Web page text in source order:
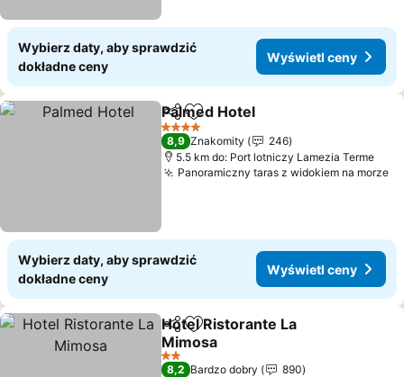
Wybierz daty, aby sprawdzić
dokładne ceny
Wyświetl ceny
Udostępnij
Dodaj do ulubionych
Palmed Hotel
4 Kategoria
8,9 Znakomity
246
5.5 km do: Port lotniczy Lamezia Terme
Panoramiczny taras z widokiem na morze
Wybierz daty, aby sprawdzić
dokładne ceny
Wyświetl ceny
Udostępnij
Dodaj do ulubionych
Hotel Ristorante La
Mimosa
Wyświetl ceny
2 Kategoria
8,2 Bardzo dobry
890